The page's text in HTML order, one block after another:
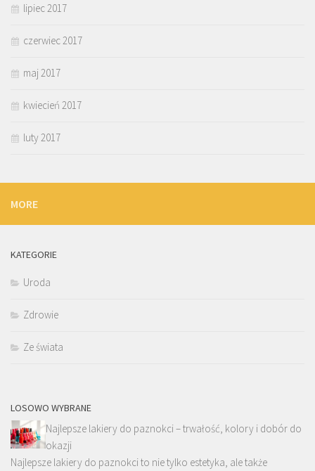
lipiec 2017
czerwiec 2017
maj 2017
kwiecień 2017
luty 2017
MORE
KATEGORIE
Uroda
Zdrowie
Ze świata
LOSOWO WYBRANE
Najlepsze lakiery do paznokci – trwałość, kolory i dobór do
okazji
Najlepsze lakiery do paznokci to nie tylko estetyka, ale także